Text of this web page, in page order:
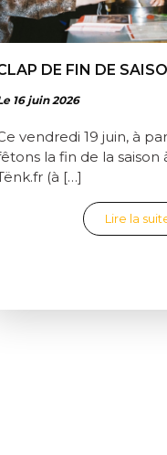
DE FIN DE
16 juin 2026
vendredi 19 juin, à
la fin de la saison
(à […]
Lire la